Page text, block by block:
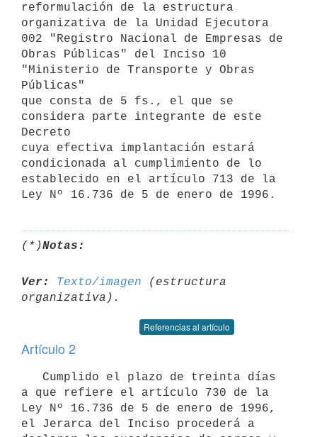
reformulación de la estructura
organizativa de la Unidad Ejecutora
002 "Registro Nacional de Empresas de
Obras Públicas" del Inciso 10
"Ministerio de Transporte y Obras
Públicas"
que consta de 5 fs., el que se
considera parte integrante de este
Decreto
cuya efectiva implantación estará
condicionada al cumplimiento de lo
establecido en el artículo 713 de la
Ley Nº 16.736 de 5 de enero de 1996.
(*)Notas:
Ver: Texto/imagen (estructura
Referencias al artículo
Artículo 2
a que refiere el artículo 730 de la
Ley Nº 16.736 de 5 de enero de 1996,
el Jerarca del Inciso procederá a